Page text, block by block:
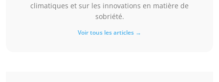
climatiques et sur les innovations en matière de
sobriété.
Voir tous les articles →